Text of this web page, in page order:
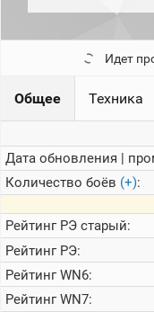
игроков
последние
сессии)
Топ
1000
Кланы
Статистика
стримеров
Идет
Общее Техника
Дата обновления |
Количество боёв (+):
РейтингРЭ старый:
РейтингРЭ:
РейтингWN6:
РейтингWN7: